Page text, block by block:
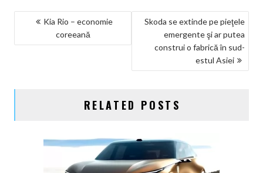
NAVIGARE
Kia Rio – economie
coreeană
Skoda se extinde pe pieţele
emergente şi ar putea
construi o fabrică în sud-
estul Asiei
RELATED POSTS